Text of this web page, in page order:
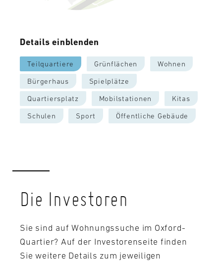
Details einblenden
Teilquartiere Grünflächen Wohnen
Bürgerhaus Spielplätze
Quartiersplatz Mobilstationen Kitas
Schulen Sport Öffentliche Gebäude
Die Investoren
Sie sind auf Wohnungssuche im Oxford-
Quartier? Auf der Investorenseite finden
Sie weitere Details zum jeweiligen